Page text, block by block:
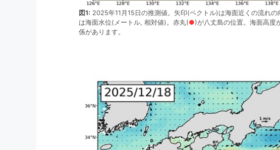
図1: 2025年11月15日の推測値。矢印(ベクトル)は海面近くの流れ
は海面水位(メートル, 相対値)。赤丸(●)が八丈島の位置。海面高度
係があります。